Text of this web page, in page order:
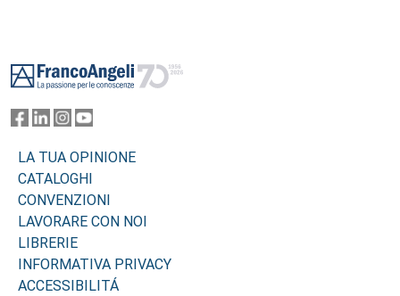
LA TUA OPINIONE
CATALOGHI
CONVENZIONI
LAVORARE CON NOI
LIBRERIE
INFORMATIVA PRIVACY
ACCESSIBILITÁ